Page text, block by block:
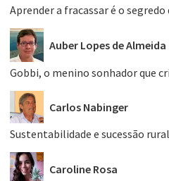
Aprender a fracassar é o segredo
Auber Lopes de Almeida
Gobbi, o menino sonhador que
Carlos Nabinger
Sustentabilidade e sucessão rural
Caroline Rosa